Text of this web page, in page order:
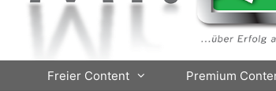
Freier Content Premium